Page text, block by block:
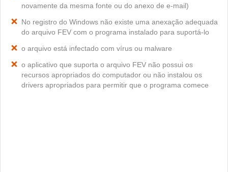
novamente da mesma fonte ou do anexo de e-mail)
No registro do Windows não existe uma anexação adequada
do arquivo FEV com o programa instalado para suportá-lo
o arquivo está infectado com vírus ou malware
o aplicativo que suporta o arquivo FEV não possui os
recursos apropriados do computador ou não instalou os
drivers apropriados para permitir que o programa comece